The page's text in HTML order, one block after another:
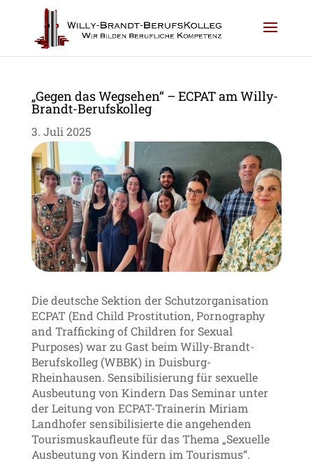
„Gegen das Wegsehen“ – ECPAT am Willy-
Brandt-Berufskolleg
3. Juli 2025
Die deutsche Sektion der Schutzorganisation
ECPAT (End Child Prostitution, Pornography
and Trafficking of Children for Sexual
Purposes) war zu Gast beim Willy-Brandt-
Berufskolleg (WBBK) in Duisburg-
Rheinhausen. Sensibilisierung für sexuelle
Ausbeutung von Kindern Das Seminar unter
der Leitung von ECPAT-Trainerin Miriam
Landhofer sensibilisierte die angehenden
Tourismuskaufleute für das Thema „Sexuelle
Ausbeutung von Kindern im Tourismus“.